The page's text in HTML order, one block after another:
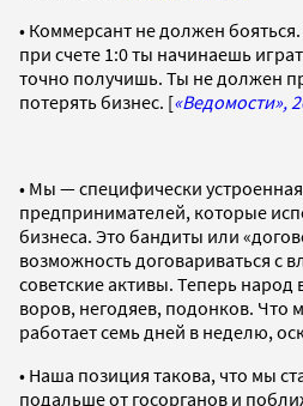
• Коммерсант не должен
при счете 1:0 ты начинаешь
точно получишь. Ты не должен
потерять бизнес. [«Ведомости»,
• Мы — специфически устроенная
предпринимателей, которые
бизнеса. Это бандиты или
возможность договариваться с
советские активы. Теперь народ
воров, негодяев, подонков. Что
работает семь дней в неделю,
• Наша позиция такова, что мы
подальше от госорганов и